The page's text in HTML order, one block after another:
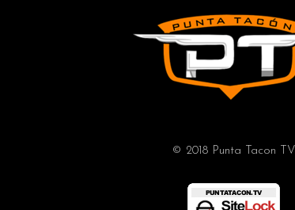
© 2018 Punta Tacon TV